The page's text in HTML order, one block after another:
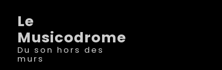
Le
Musicodrome
Du son hors des
murs